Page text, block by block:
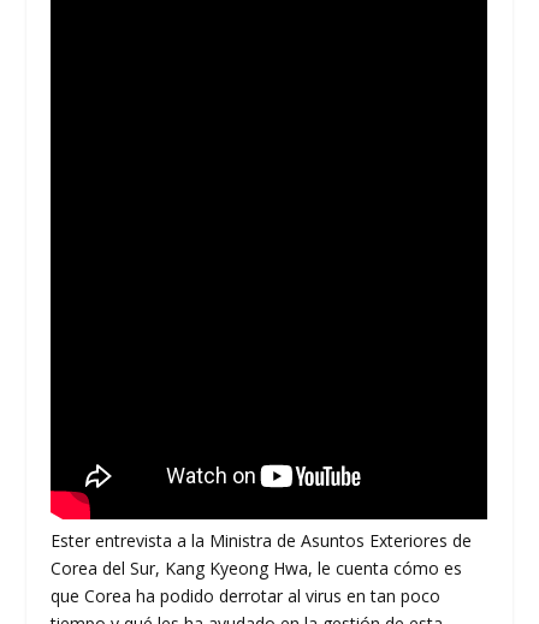
Ester entrevista a la Ministra de Asuntos Exteriores de
Corea del Sur, Kang Kyeong Hwa, le cuenta cómo es
que Corea ha podido derrotar al virus en tan poco